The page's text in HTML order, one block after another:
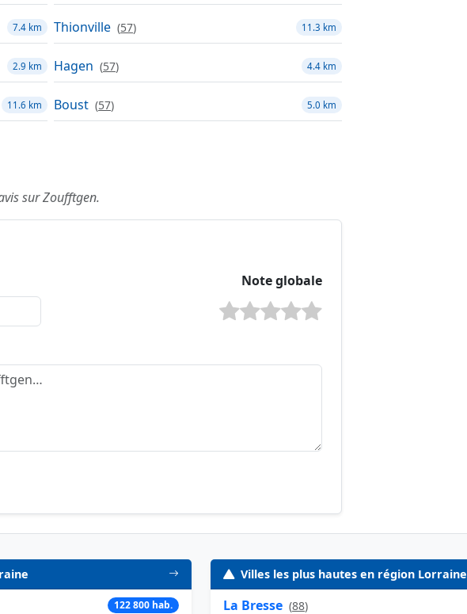
7.4 km Thionville (57) 11.3 km
2.9 km Hagen (57) 4.4 km
11.6 km Boust (57) 5.0 km
sur Zoufftgen.
Note globale
122 800 hab.
Villes les plus hautes en région Lorraine
La Bresse (88)